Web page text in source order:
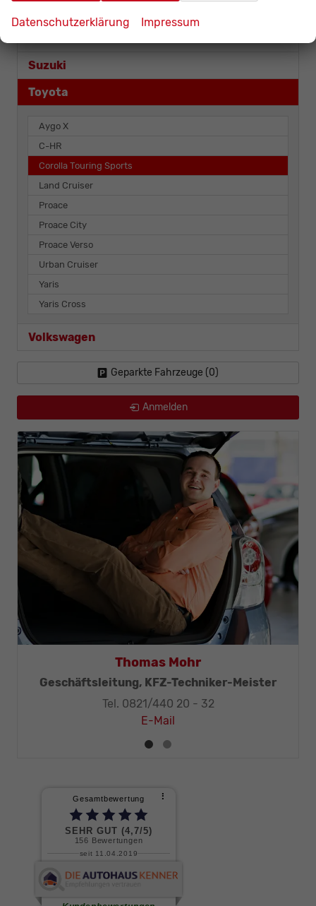
Suzuki
Toyota
Aygo X
C-HR
Corolla Touring Sports
Land Cruiser
Proace
Proace City
Proace Verso
Urban Cruiser
Yaris
Yaris Cross
Volkswagen
Geparkte Fahrzeuge (0)
Anmelden
Thomas Mohr
Geschäftsleitung, KFZ-Techniker-Meister
Tel. 0821/440 20 - 32
E-Mail
Datenschutzerklärung Impressum